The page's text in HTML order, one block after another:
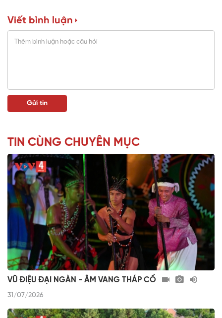
Viết bình luận
TIN CÙNG CHUYÊN MỤC
VŨ ĐIỆU ĐẠI NGÀN - ÂM VANG THÁP CỔ
31/07/2026